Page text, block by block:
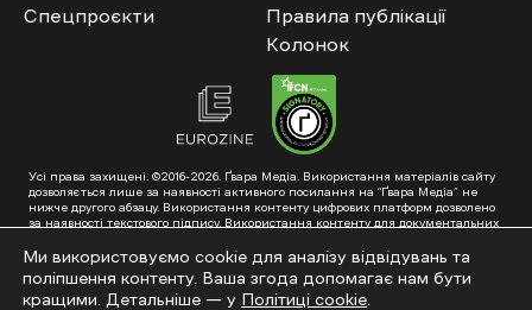
Спецпроєкти
Правила публікації
Колонок
Усі права захищені. ©2016-2026. Ґвара Медіа. Використання матеріалів сайту
дозволяється лише за наявності активного посилання на “Ґвара Медіа” не
нижче другого абзацу. Використання контенту цифрових платформ дозволено
за наявності текстового підпису. Використання контенту для документальних
схвалення від редакції.
Суб’єкт у сфері онлайн-медіа; ідентифікатор медіа – R40-01353. Поштова
адреса: ГО «Ґвара Медіа», 61057, Харків, вул. Гоголя, 14, абонентська скринька
Ми використовуємо cookie для аналізу відвідувань та
поліпшення контенту. Ваша згода допомагає нам бути
кращими. Детальніше — у Політиці cookie